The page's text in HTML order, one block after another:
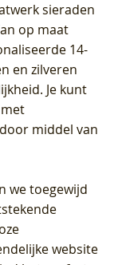
sieraden
op maat
14-
en zilveren
Je kunt
middel van
we toegewijd
website